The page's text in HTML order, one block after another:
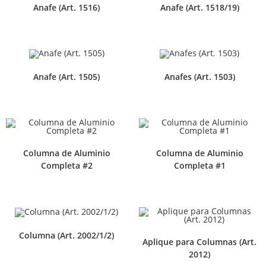
Anafe (Art. 1516) Anafe (Art. 1518/19)
Anafe (Art. 1505) Anafes (Art. 1503)
Columna de Aluminio
Completa #2
Columna de Aluminio
Completa #1
Columna (Art. 2002/1/2)
Aplique para Columnas (Art.
2012)